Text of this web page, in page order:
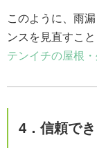
このように、雨
ンスを見直すこと
テンイチの屋根
4．信頼で